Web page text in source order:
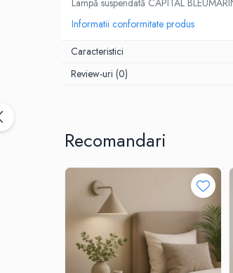
Lampă suspendată CAPITAL
Informatii conformitate produs
Caracteristici
Review-uri (0)
Recomandari